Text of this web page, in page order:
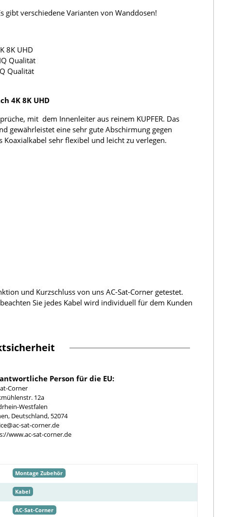
gibt verschiedene Varianten von Wanddosen!
8K UHD
Qualität
Qualität
4K 8K UHD
mit dem Innenleiter aus reinem KUPFER. Das
gewährleistet eine sehr gute Abschirmung gegen
sehr flexibel und leicht zu verlegen.
und Kurzschluss von uns AC-Sat-Corner getestet.
Sie jedes Kabel wird individuell für dem Kunden
Person für die EU:
Corner
12a
Westfalen
Deutschland, 52074
sat-corner.de
www.ac-sat-corner.de
Montage Zubehör
Kabel
AC-Sat-Corner